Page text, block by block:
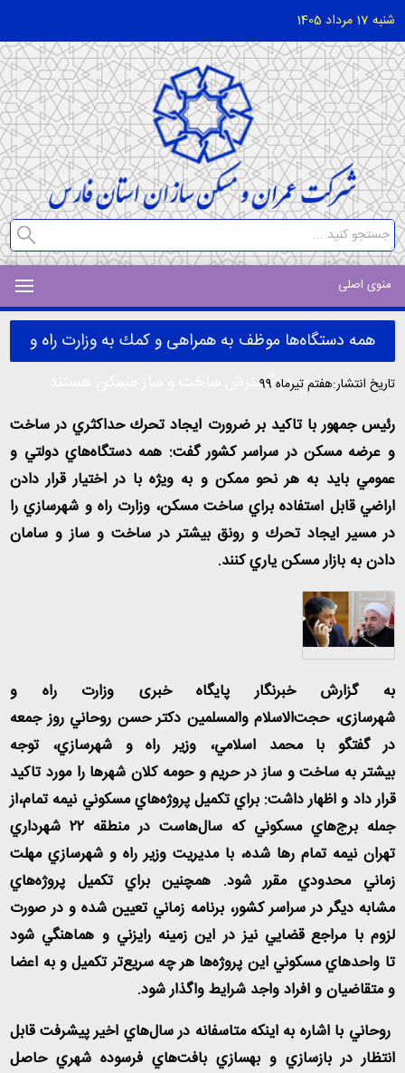
شنبه 17 مرداد 1405
منوی اصلی
همه دستگاه‌ها موظف به همراهى و كمك به وزارت راه و
شهرسازي در گسترش ساخت و ساز مسكن هستند
تاریخ انتشار:هفتم تیرماه 99
رئيس جمهور با تاكيد بر ضرورت ايجاد تحرك حداكثري در ساخت
و عرضه مسكن در سراسر كشور گفت: همه دستگاه‌هاي دولتي و
عمومي بايد به هر نحو ممكن و به ويژه با در اختيار قرار دادن
اراضي قابل استفاده براي ساخت مسكن، وزارت راه و شهرسازي را
در مسير ايجاد تحرك و رونق بيشتر در ساخت و ساز و سامان
دادن به بازار مسكن ياري كنند.
به گزارش خبرنگار پایگاه خبری وزارت راه و
شهرسازی، حجت‌الاسلام والمسلمين دكتر حسن روحاني روز جمعه
در گفتگو با محمد اسلامي، وزير راه و شهرسازي، توجه
بيشتر به ساخت و ساز در حريم و حومه كلان شهرها را مورد تاكيد
قرار داد و اظهار داشت: براي تكميل پروژه‌هاي مسكوني نيمه تمام،از
جمله برج‌هاي مسكوني كه سال‌هاست در منطقه ۲۲ شهرداري
تهران نيمه تمام رها شده، با مديريت وزير راه و شهرسازي مهلت
زماني محدودي مقرر شود. همچنين براي تكميل پروژه‌هاي
مشابه ديگر در سراسر كشور، برنامه زماني تعيين شده و در صورت
لزوم با مراجع قضايي نيز در اين زمينه رايزني و هماهنگي شود
تا واحدهاي مسكوني اين پروژه‌ها هر چه سريع‌تر تكميل و به اعضا
و متقاضيان و افراد واجد شرايط واگذار شود.
روحاني با اشاره به اينكه متاسفانه در سال‌هاي اخير پيشرفت قابل
انتظار در بازسازي و بهسازي بافت‌هاي فرسوده شهري حاصل